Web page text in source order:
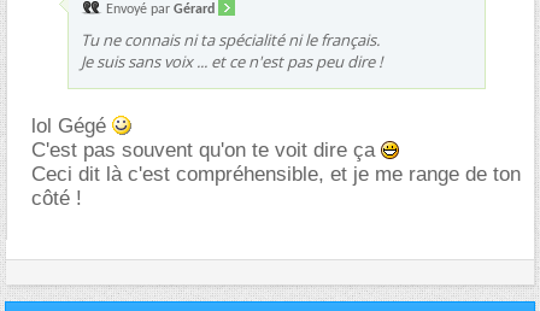
Envoyé par Gérard
Tu ne connais ni ta spécialité ni le français.
Je suis sans voix ... et ce n'est pas peu dire !
lol Gégé
C'est pas souvent qu'on te voit dire ça
Ceci dit là c'est compréhensible, et je me range de ton
côté !